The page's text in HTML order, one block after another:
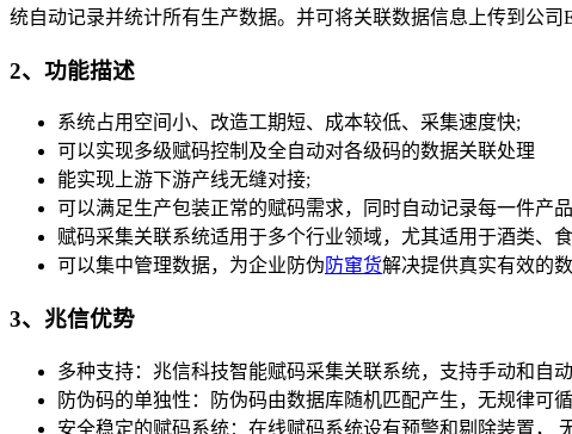
统自动记录并统计所有生产数据。并可将关联数据信息上传到公司
2、功能描述
系统占用空间小、改造工期短、成本较低、采集速度快;
可以实现多级赋码控制及全自动对各级码的数据关联处理
能实现上游下游产线无缝对接;
可以满足生产包装正常的赋码需求，同时自动记录每一件产
赋码采集关联系统适用于多个行业领域，尤其适用于酒类、
可以集中管理数据，为企业防伪 防窜货解决提供真实有效的数
3、兆信优势
多种支持：兆信科技智能赋码采集关联系统，支持手动和自
防伪码的单独性：防伪码由数据库随机匹配产生，无规律可
安全稳定的赋码系统：在线赋码系统设有预警和剔除装置，